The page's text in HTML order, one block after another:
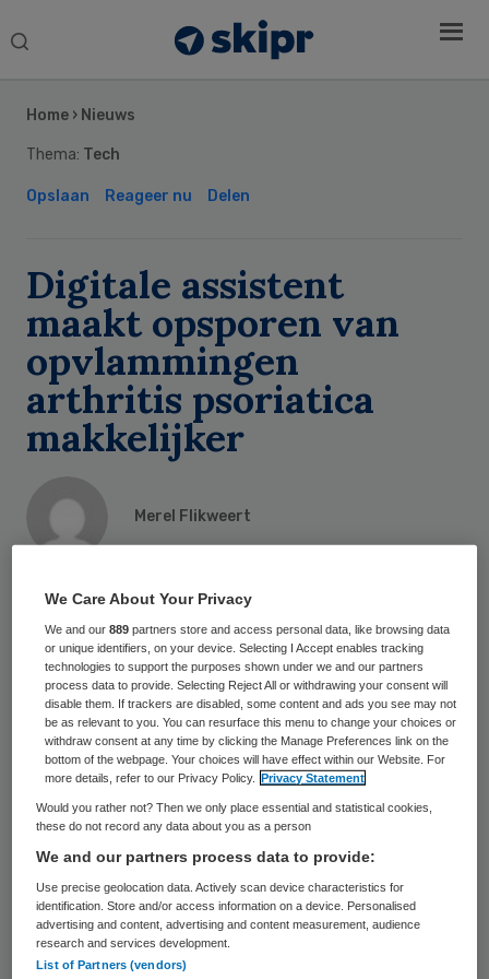
Search
Home › Nieuws
Thema: Tech
Opslaan Reageer nu Delen
Digitale assistent
maakt opsporen van
opvlammingen
arthritis psoriatica
makkelijker
Merel Flikweert
665 keer gelezen
Een nieuwe digitale assistent helpt
patiënten met artritis psoriatica bij het
vroeg opsporen en voorspellen van een
mogelijke opvlamming van de ziekte.
Wetenschappelijk onderzoeker Jolanda
Luime van hetErasmus MCwerkt samen
met internationale onderzoekers om de
digitale assistent mogelijk te maken. De
Europese Commissie stelt 7 miljoen euro
Sidebar
We Care About Your Privacy
We and our889 partners store and access personal data, like browsing data
or unique identifiers, on your device. Selecting I Accept enables tracking
technologies to support the purposes shown under we and our partners
process data to provide. Selecting Reject All or withdrawing your consent will
disable them. If trackers are disabled, some content and ads you see may not
be as relevant to you. You can resurface this menu to change your choices or
withdraw consent at any time by clicking the Manage Preferences link on the
bottom of the webpage. Your choices will have effect within our Website. For
more details, refer to our Privacy Policy.
Privacy Statement
Would you rather not? Then we only place essential and statistical cookies,
these do not record any data about you as a person
We and our partners process data to provide:
Use precise geolocation data. Actively scan device characteristics for
identification. Store and/or access information on a device. Personalised
advertising and content, advertising and content measurement, audience
research and services development.
List of Partners (vendors)